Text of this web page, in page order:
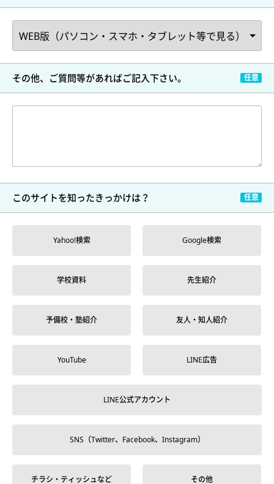
その他、ご質問等があればご記入下さい。
このサイトを知ったきっかけは？
Yahoo!検索 Google検索
学校資料 先生紹介
予備校・塾紹介 友人・知人紹介
YouTube LINE広告
LINE公式アカウント
SNS（Twitter、Facebook、Instagram）
チラシ・ティッシュなど その他